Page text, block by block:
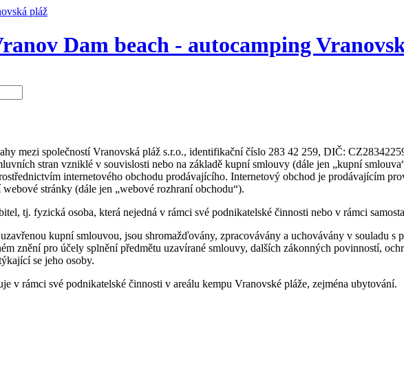
Dam beach - autocamping
mezi společností Vranovská pláž s.r.o., identifikační číslo 283 42 259, DIČ:
stran vzniklé v souvislosti nebo na základě kupní smlouvy (dále jen „kupní
internetového obchodu prodávajícího. Internetový obchod je prodávajícím
stránky (dále jen „webové rozhraní obchodu“).
tj. fyzická osoba, která nejedná v rámci své podnikatelské činnosti nebo v rámci
kupní smlouvou, jsou shromažďovány, zpracovávány a uchovávány v souladu s
znění pro účely splnění předmětu uzavírané smlouvy, dalších zákonných povinností,
se jeho osoby.
v rámci své podnikatelské činnosti v areálu kempu Vranovské pláže, zejména ubytování.